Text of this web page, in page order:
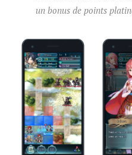
un bonus de points